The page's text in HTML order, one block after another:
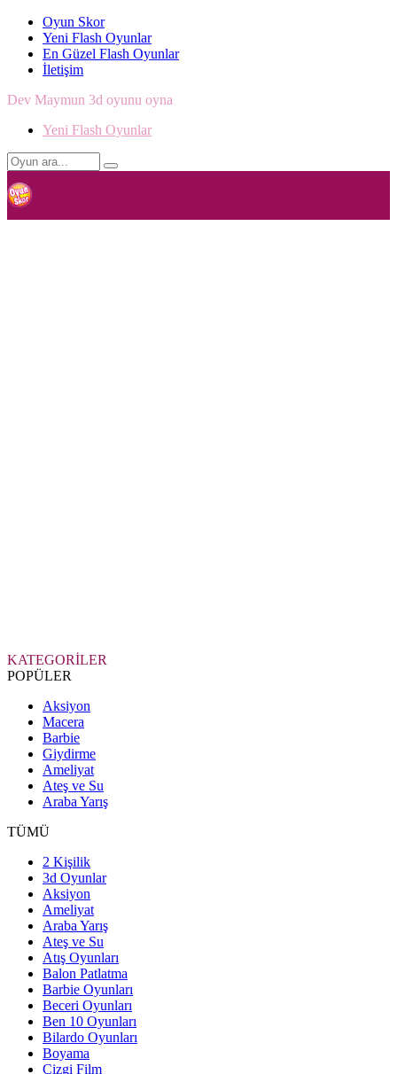
Oyun Skor
Yeni Flash Oyunlar
En Güzel Flash Oyunlar
İletişim
Dev Maymun 3d oyunu oyna
Yeni Flash Oyunlar
KATEGORİLER
POPÜLER
Aksiyon
Macera
Barbie
Giydirme
Ameliyat
Ateş ve Su
Araba Yarış
TÜMÜ
2 Kişilik
3d Oyunlar
Aksiyon
Ameliyat
Araba Yarış
Ateş ve Su
Atış Oyunları
Balon Patlatma
Barbie Oyunları
Beceri Oyunları
Ben 10 Oyunları
Bilardo Oyunları
Boyama
Çizgi Film